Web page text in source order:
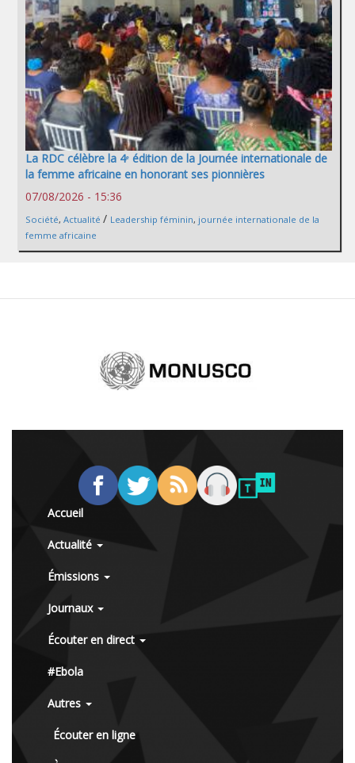
La RDC célèbre la 4ᵉ édition de la Journée internationale de
la femme africaine en honorant ses pionnières
07/08/2026 - 15:36
Société, Actualité / Leadership féminin, journée internationale de la
femme africaine
Accueil
Actualité
Émissions
Journaux
Écouter en direct
#Ebola
Autres
Écouter en ligne